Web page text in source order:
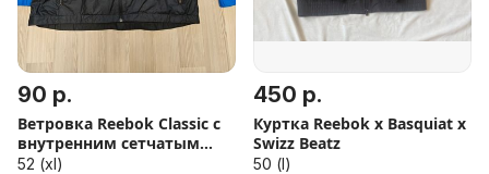
90 р.
Ветровка Reebok Classic с
внутренним сетчатым
подк
52 (xl)
450 р.
Куртка Reebok x Basquiat x
Swizz Beatz
50 (l)